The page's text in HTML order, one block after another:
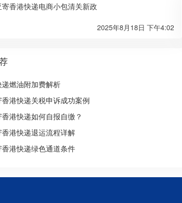
香港快递电商小包清关新政
2025年8月18日 下午4:02
燃油附加费解析
港快递关税申诉成功案例
港快递如何自报自缴？
港快递退运流程详解
港快递绿色通道条件